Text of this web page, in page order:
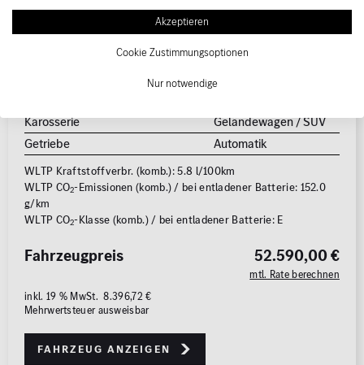
Kilometerstand
56.600 km
Erstzulassung
06/2023
Diesel
198 kW (269 PS)
Karosserie
Geländewagen / SUV
Getriebe
Automatik
WLTP Kraftstoffverbr. (komb.): 5.8 l/100km
WLTP CO2-Emissionen (komb.) / bei entladener Batterie: 152.0
g/km
WLTP CO2-Klasse (komb.) / bei entladener Batterie: E
52.590,00 €
mtl. Rate berechnen
Fahrzeugpreis
inkl. 19 % MwSt. 8.396,72 €
Mehrwertsteuer ausweisbar
Fahrzeug anzeigen
Akzeptieren
Cookie Zustimmungsoptionen
Nur notwendige